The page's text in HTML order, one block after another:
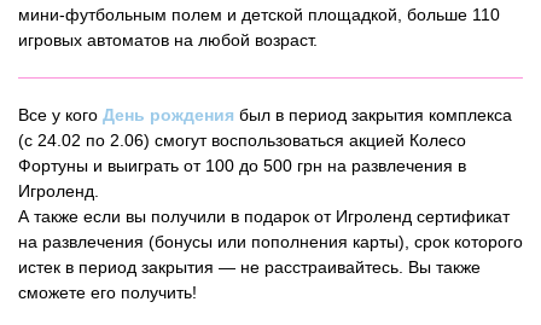
мини-футбольным полем и детской площадкой, больше 110
игровых автоматов на любой возраст.
Все у кого День рождения был в период закрытия комплекса
(с 24.02 по 2.06) смогут воспользоваться акцией Колесо
Фортуны и выиграть от 100 до 500 грн на развлечения в
Игроленд.
А также если вы получили в подарок от Игроленд сертификат
на развлечения (бонусы или пополнения карты), срок которого
истек в период закрытия — не расстраивайтесь. Вы также
сможете его получить!